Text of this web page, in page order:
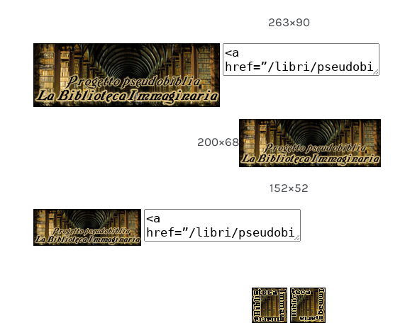
263×90
200×68
152×52